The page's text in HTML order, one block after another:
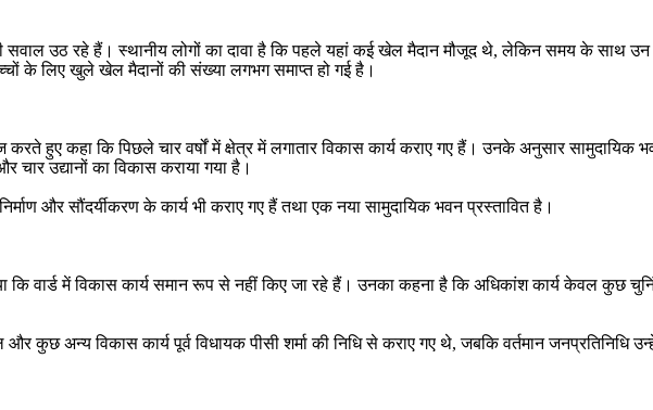
सवाल उठ रहे हैं। स्थानीय लोगों का दावा है कि पहले यहां कई खेल मैदान मौजूद थे, लेकिन समय के साथ
के लिए खुले खेल मैदानों की संख्या लगभग समाप्त हो गई है।
करते हुए कहा कि पिछले चार वर्षों में क्षेत्र में लगातार विकास कार्य कराए गए हैं। उनके अनुसार
चार उद्यानों का विकास कराया गया है।
और सौंदर्यीकरण के कार्य भी कराए गए हैं तथा एक नया सामुदायिक भवन प्रस्तावित है।
कि वार्ड में विकास कार्य समान रूप से नहीं किए जा रहे हैं। उनका कहना है कि अधिकांश कार्य केवल कुछ
और कुछ अन्य विकास कार्य पूर्व विधायक पीसी शर्मा की निधि से कराए गए थे, जबकि वर्तमान